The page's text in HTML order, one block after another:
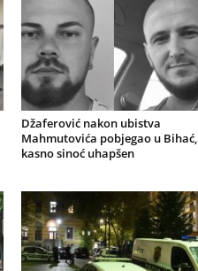
Džaferović nakon ubistva
Mahmutovića pobjegao u Bihać,
kasno sinoć uhapšen